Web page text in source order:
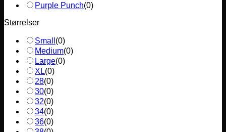
Purple Punch(0)
Størrelser
Small (0)
Medium(0)
Large(0)
XL(0)
28(0)
30(0)
32(0)
34(0)
36(0)